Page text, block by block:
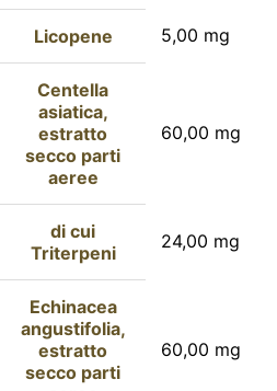
Licopene 5,00 mg
Centella
asiatica,
estratto
secco parti
aeree
60,00 mg
di cui
Triterpeni
24,00 mg
Echinacea
angustifolia,
estratto
secco parti
60,00 mg